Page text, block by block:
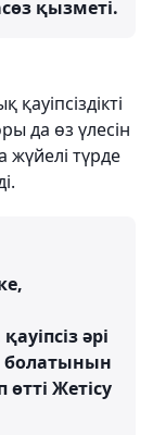
қызметі.
да өз үлесін
жүйелі түрде
әрі
болатынын
Жетісу